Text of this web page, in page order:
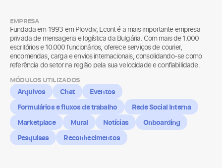
EMPRESA
Fundada em 1993 em Plovdiv, Econt é a mais importante empresa
privada de mensageria e logística da Bulgária. Com mais de 1.000
escritórios e 10.000 funcionários, oferece serviços de courier,
encomendas, carga e envios internacionais, consolidando-se como
referência do setor na região pela sua velocidade e confiabilidade.
MÓDULOS UTILIZADOS
Arquivos Chat
Eventos
Formulários e fluxos de trabalho
Rede Social Interna
Marketplace
Mural Notícias
Onboarding
Pesquisas
Reconhecimentos